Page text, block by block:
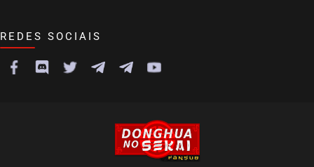
REDES SOCIAIS